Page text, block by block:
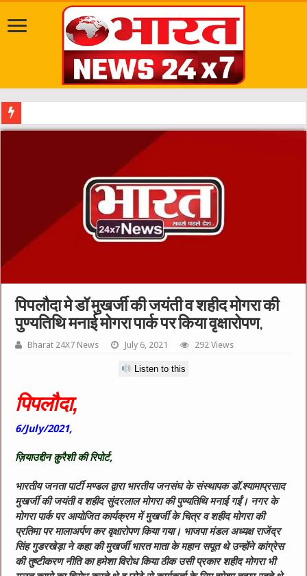
पिपलौदा मे डॉ मुखर्जी की जयंती व शहीद मोगरा की
पुण्यतिथि मनाई मोगरा पार्क पर किया वृक्षारोपण,
Bharat 24X7 News July 6, 2021 292 Views
Listen to this
पिपलौदा,
6/July/2021,
ज़ियाउद्दीन क़ुरैशी की रिपोर्ट,
भारतीय जनता पार्टी मण्डल द्वारा भारतीय जनसंघ के संस्थापक डॉ.श्यामाप्रसाद
मुखर्जी की जयंती व शहीद सुंदरलाल मोगरा की पुण्यतिथि मनाई गईं। नगर के
मोगरा पार्क पर आयोजित कार्यक्रम में मुखर्जी के चित्र व शहीद मोगरा की
प्रतिमा पर मालाअर्पण कर वृक्षारोपण किया गया। भाजपा मंडल अध्यक्ष राजेंद्र
सिंह गुडरखेड़ा ने कहा की मुखर्जी भारत माता के महान सपूत थे उन्होंने कांग्रेस
की तुष्टीकरण नीति का हमेशा विरोध किया ठीक उसी प्रकार शहीद मोगरा भी